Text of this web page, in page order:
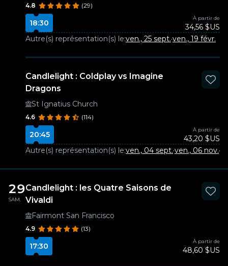
4.8 (29)
18:30
À partir de
34,56 $US
Autre(s) représentation(s) le:ven., 25 sept.·ven., 19 févr.
Candlelight : Coldplay vs Imagine
Dragons
St Ignatius Church
4.6 (114)
20:45
À partir de
43,20 $US
Autre(s) représentation(s) le:ven., 04 sept.·ven., 06 nov.·
29
SAM.
Candlelight : les Quatre Saisons de
Vivaldi
Fairmont San Francisco
4.9 (13)
17:30
À partir de
48,60 $US